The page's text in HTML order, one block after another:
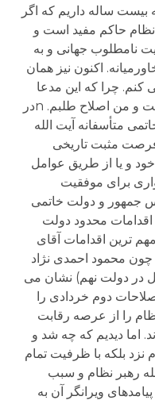
بیست ساله داریم که اگر
حاکم مفید است و
نامطلوب جهانی و به
اکنون نیز همان
چرا که این مدعا
منطق اصلاح طلبی و اصلاحگری است و من اصلاح طلبم. nدر
متأسفانه آیت الله
فرصت مثبت تاریخی
و یا از طریق عوامل
برای موفقیت
جمهور و دولت خاتمی
محدود دولت
ترین اقدامات آقای
محمود احمدی نژاد
در دولت نهم) نشان می
دوم خردادی را
را از عرصه رقابت
اما دیدیم که چه شد و
نزد بلکه با ظرفیت تمام
رهبر نظام و سبب
ویرانگر آن به